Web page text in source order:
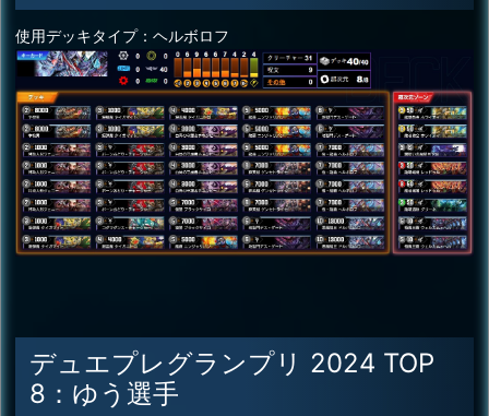
使用デッキタイプ：ヘルボロフ
デュエプレグランプリ 2024 TOP
8：ゆう選手